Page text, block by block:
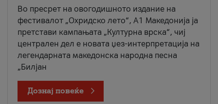
Во пресрет на овогодишното издание на
фестивалот „Охридско лето“, А1 Македонија ја
претстави кампањата „Културна врска“, чиј
централен дел е новата џез-интерпретација на
легендарната македонска народна песна
„Билјан
Дознај повеќе